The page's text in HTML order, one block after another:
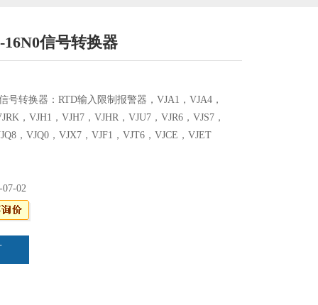
信号转换器
号转换器：RTD输入限制报警器，VJA1，VJA4，
，VJH1，VJH7，VJHR，VJU7，VJR6，VJS7，
，VJQ0，VJX7，VJF1，VJT6，VJCE，VJET
07-02